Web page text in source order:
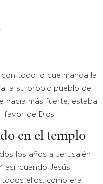
con todo lo que manda la
a su propio pueblo de
hacía más fuerte, estaba
favor de Dios.
en el templo
los años a Jerusalén
así, cuando Jesús
ellos, como era